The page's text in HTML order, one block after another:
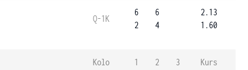
Q-1K
6
2
6
4
2.13
1.60
Kolo 1 2 3 Kurs